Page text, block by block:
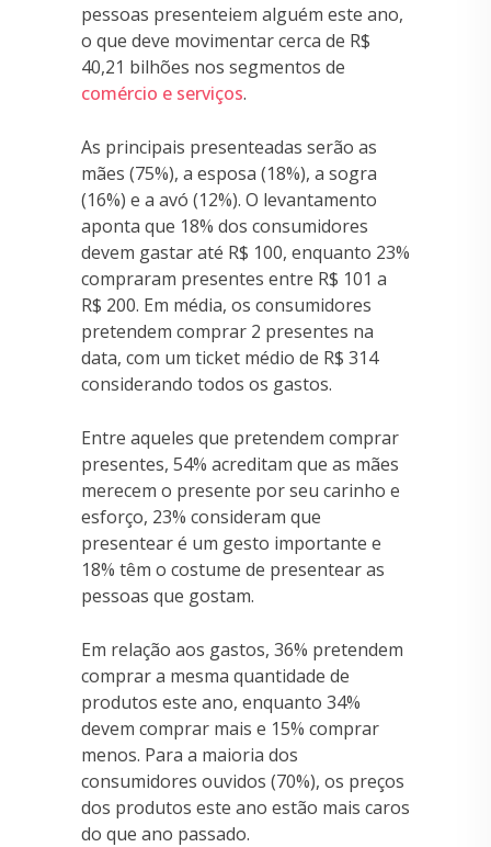
pessoas presenteiem alguém este ano,
o que deve movimentar cerca de R$
40,21 bilhões nos segmentos de
comércio e serviços.
As principais presenteadas serão as
mães (75%), a esposa (18%), a sogra
(16%) e a avó (12%). O levantamento
aponta que 18% dos consumidores
devem gastar até R$ 100, enquanto 23%
compraram presentes entre R$ 101 a
R$ 200. Em média, os consumidores
pretendem comprar 2 presentes na
data, com um ticket médio de R$ 314
considerando todos os gastos.
Entre aqueles que pretendem comprar
presentes, 54% acreditam que as mães
merecem o presente por seu carinho e
esforço, 23% consideram que
presentear é um gesto importante e
18% têm o costume de presentear as
pessoas que gostam.
Em relação aos gastos, 36% pretendem
comprar a mesma quantidade de
produtos este ano, enquanto 34%
devem comprar mais e 15% comprar
menos. Para a maioria dos
consumidores ouvidos (70%), os preços
dos produtos este ano estão mais caros
do que ano passado.